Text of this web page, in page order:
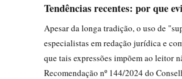
Tendências recentes: por que
Apesar da longa tradição, o uso de
especialistas em redação jurídica e
que tais expressões impõem ao leitor
Recomendação nº 144/2024 do